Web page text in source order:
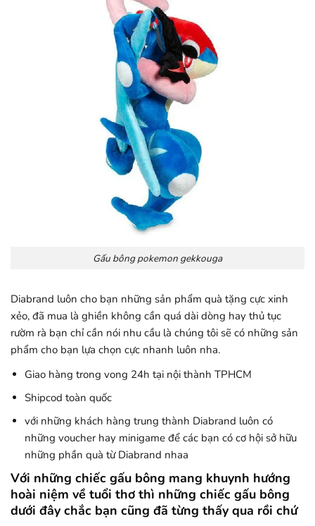
Gấu bông pokemon gekkouga
Diabrand luôn cho bạn những sản phẩm quà tặng cực xinh
xẻo, đã mua là ghiền không cần quá dài dòng hay thủ tục
rườm rà bạn chỉ cần nói nhu cầu là chúng tôi sẽ có những sản
phẩm cho bạn lựa chọn cực nhanh luôn nha.
Giao hàng trong vong 24h tại nội thành TPHCM
Shipcod toàn quốc
với những khách hàng trung thành Diabrand luôn có
những voucher hay minigame để các bạn có cơ hội sở hữu
những phần quà từ Diabrand nhaa
Với những chiếc gấu bông mang khuynh hướng
hoài niệm về tuổi thơ thì những chiếc gấu bông
dưới đây chắc bạn cũng đã từng thấy qua rồi chứ